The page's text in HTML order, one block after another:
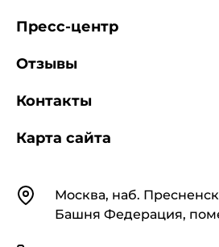
КонтактыМосква, наб.
Башня Федерация,
Пресс-центр
Отзывы
Контакты
Карта сайта